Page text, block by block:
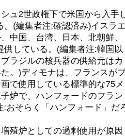
ュ2世政権下で米国から入手
。(編集者注:確認済み)イスラ
中国、台湾、日本、北朝鮮、
供している。(編集者注:韓国以
ラジルの核兵器の供給元はカ
。)ディモナは、フランスが
で使用している標準的な75メ
炉で、ハンフォードのフラン
:おそらく「ハンフォード」だ
殖炉としての過剰使用が原因